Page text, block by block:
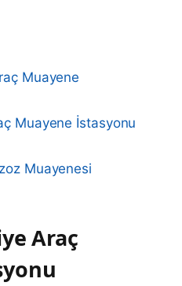
Muayene
Muayene İstasyonu
Muayenesi
Araç